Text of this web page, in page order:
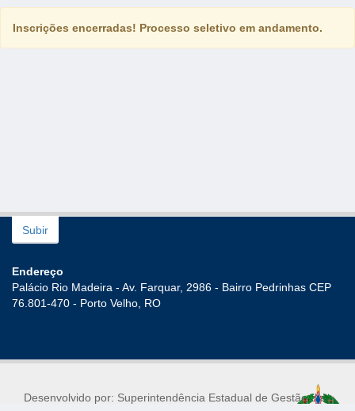
Inscrições encerradas! Processo seletivo em andamento.
Subir
Endereço
Palácio Rio Madeira - Av. Farquar, 2986 - Bairro Pedrinhas CEP
76.801-470 - Porto Velho, RO
Desenvolvido por: Superintendência Estadual de Gestão de